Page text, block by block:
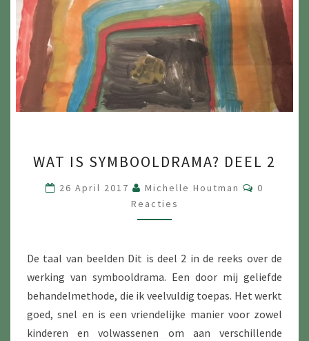
IS
SYMBOOLDRAMA?
DEEL
2
WAT IS SYMBOOLDRAMA? DEEL 2
26 April 2017 Michelle Houtman Reacties
0
Reacties
De taal van beelden Dit is deel 2 in de reeks over de
werking van symbooldrama. Een door mij geliefde
behandelmethode, die ik veelvuldig toepas. Het werkt
goed, snel en is een vriendelijke manier voor zowel
kinderen en volwassenen om aan verschillende